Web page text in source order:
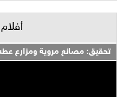
تحقيق: مصانع مروية ومزارع